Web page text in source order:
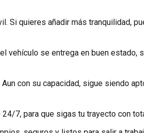
Si quieres añadir más tranquilidad,
vehículo se entrega en buen estado,
con su capacidad, sigue siendo
7, para que sigas tu trayecto con